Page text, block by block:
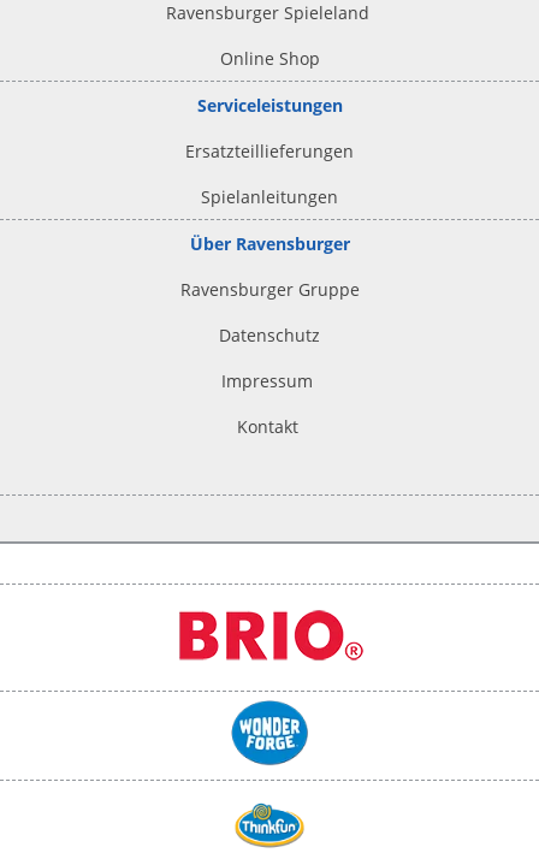
Ravensburger Spieleland
Online Shop
Serviceleistungen
Ersatzteillieferungen
Spielanleitungen
Über Ravensburger
Ravensburger Gruppe
Datenschutz
Impressum
Kontakt